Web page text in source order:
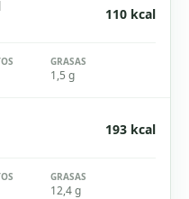
110 kcal
GRASAS
1,5 g
193 kcal
GRASAS
12,4 g